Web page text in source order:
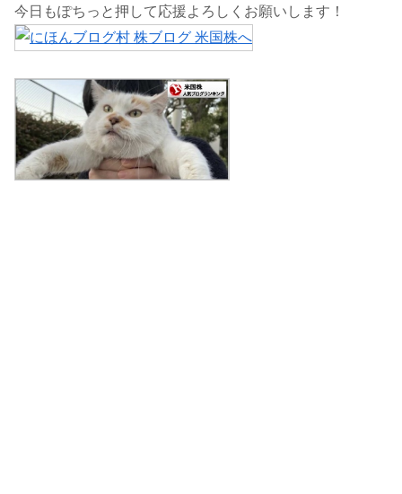
今日もぽちっと押して応援よろしくお願いします！